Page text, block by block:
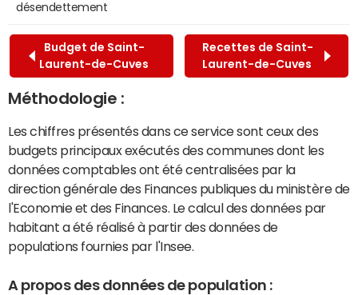
désendettement
Budget de Saint-
Laurent-de-Cuves
Recettes de Saint-
Laurent-de-Cuves
Méthodologie :
Les chiffres présentés dans ce service sont ceux des
budgets principaux exécutés des communes dont les
données comptables ont été centralisées par la
direction générale des Finances publiques du ministère de
l'Economie et des Finances. Le calcul des données par
habitant a été réalisé à partir des données de
populations fournies par l'Insee.
A propos des données de population :